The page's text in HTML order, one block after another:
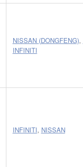
NISSAN (DONGFENG),
INFINITI
INFINITI, NISSAN